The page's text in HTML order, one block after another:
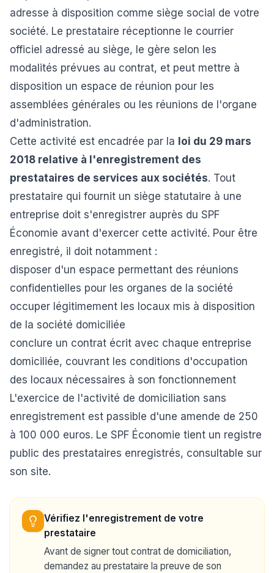
adresse à disposition comme siège social de votre
société. Le prestataire réceptionne le courrier
officiel adressé au siège, le gère selon les
modalités prévues au contrat, et peut mettre à
disposition un espace de réunion pour les
assemblées générales ou les réunions de l'organe
d'administration.
Cette activité est encadrée par la loi du 29 mars
2018 relative à l'enregistrement des
prestataires de services aux sociétés. Tout
prestataire qui fournit un siège statutaire à une
entreprise doit s'enregistrer auprès du SPF
Économie avant d'exercer cette activité. Pour être
enregistré, il doit notamment :
disposer d'un espace permettant des réunions
confidentielles pour les organes de la société
occuper légitimement les locaux mis à disposition
de la société domiciliée
conclure un contrat écrit avec chaque entreprise
domiciliée, couvrant les conditions d'occupation
des locaux nécessaires à son fonctionnement
L'exercice de l'activité de domiciliation sans
enregistrement est passible d'une amende de 250
à 100 000 euros. Le SPF Économie tient un registre
public des prestataires enregistrés, consultable sur
son site.
Vérifiez l'enregistrement de votre
prestataire
Avant de signer tout contrat de domiciliation,
demandez au prestataire la preuve de son